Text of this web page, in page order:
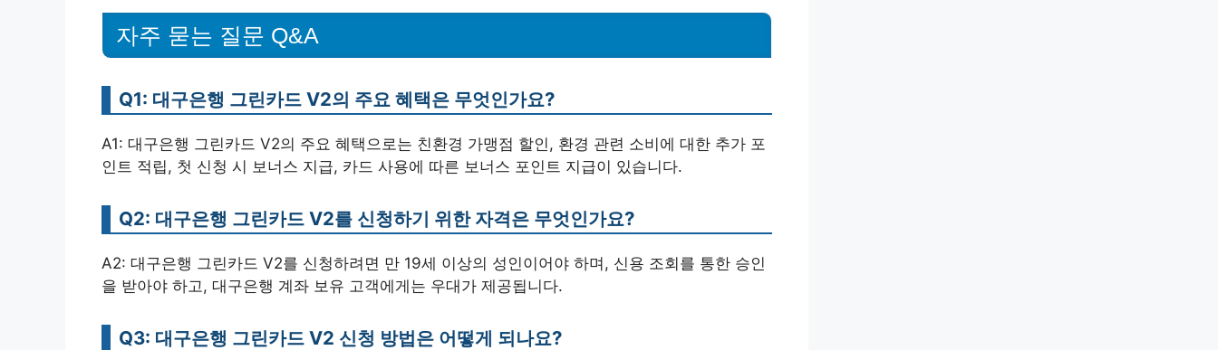
자주 묻는 질문 Q&A
Q1: 대구은행 그린카드 V2의 주요 혜택은 무엇인가요?
A1: 대구은행 그린카드 V2의 주요 혜택으로는 친환경 가맹점 할인, 환경 관련 소비에 대한 추가 포
인트 적립, 첫 신청 시 보너스 지급, 카드 사용에 따른 보너스 포인트 지급이 있습니다.
Q2: 대구은행 그린카드 V2를 신청하기 위한 자격은 무엇인가요?
A2: 대구은행 그린카드 V2를 신청하려면 만 19세 이상의 성인이어야 하며, 신용 조회를 통한 승인
을 받아야 하고, 대구은행 계좌 보유 고객에게는 우대가 제공됩니다.
Q3: 대구은행 그린카드 V2 신청 방법은 어떻게 되나요?